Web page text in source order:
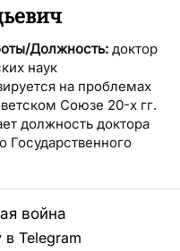
Должность: доктор
наук
на проблемах
Союзе 20-х гг.
должность доктора
Государственного
война
в Telegram